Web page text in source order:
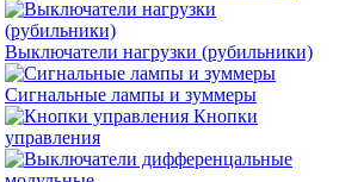
Выключатели нагрузки (рубильники)
Сигнальные лампы и зуммеры
Кнопки
управления